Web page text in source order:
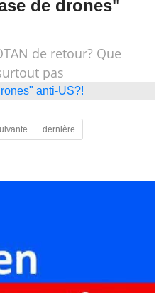
de drones"
de retour? Que
pas
dernière